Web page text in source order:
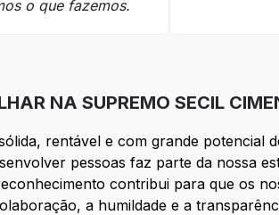
o que fazemos.
NA SUPREMO SECIL
rentável e com grande potencial
pessoas faz parte da nossa
contribui para que os
a humildade e a